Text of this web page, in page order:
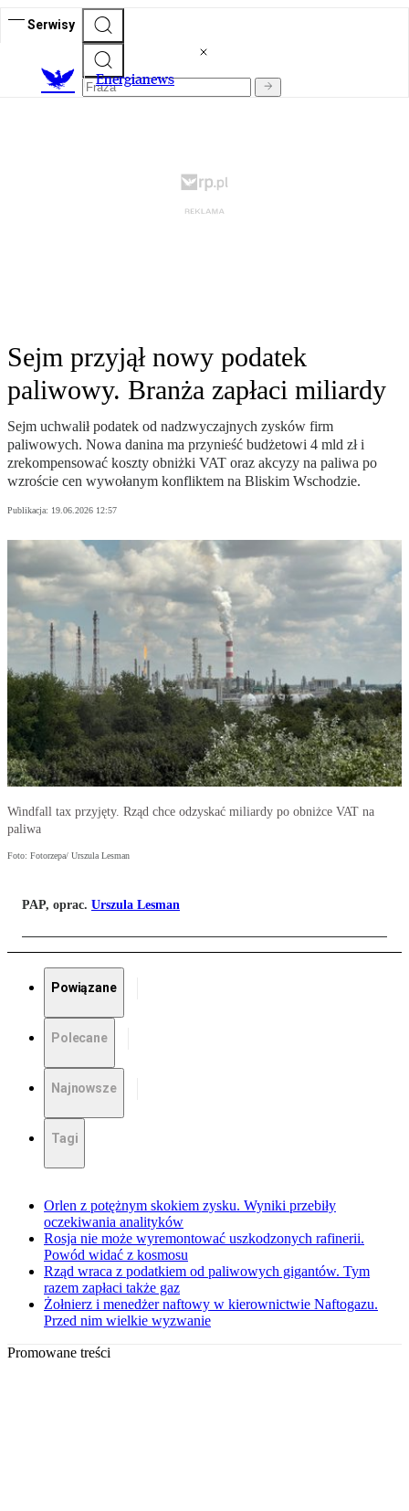
Serwisy
Energianews
Sejm przyjął nowy podatek
paliwowy. Branża zapłaci miliardy
Sejm uchwalił podatek od nadzwyczajnych zysków firm
paliwowych. Nowa danina ma przynieść budżetowi 4 mld zł i
zrekompensować koszty obniżki VAT oraz akcyzy na paliwa po
wzroście cen wywołanym konfliktem na Bliskim Wschodzie.
Publikacja: 19.06.2026 12:57
Windfall tax przyjęty. Rząd chce odzyskać miliardy po obniżce VAT na
paliwa
Foto: Fotorzepa/ Urszula Lesman
PAP, oprac. Urszula Lesman
Powiązane
Polecane
Najnowsze
Tagi
Orlen z potężnym skokiem zysku. Wyniki przebiły
oczekiwania analityków
Rosja nie może wyremontować uszkodzonych rafinerii.
Powód widać z kosmosu
Rząd wraca z podatkiem od paliwowych gigantów. Tym
razem zapłaci także gaz
Żołnierz i menedżer naftowy w kierownictwie Naftogazu.
Przed nim wielkie wyzwanie
Promowane treści